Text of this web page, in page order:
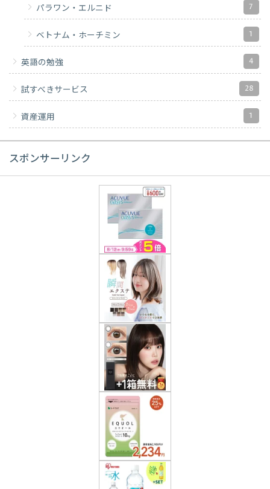
パラワン・エルニド 7
ベトナム・ホーチミン 1
英語の勉強 4
試すべきサービス 28
資産運用 1
スポンサーリンク